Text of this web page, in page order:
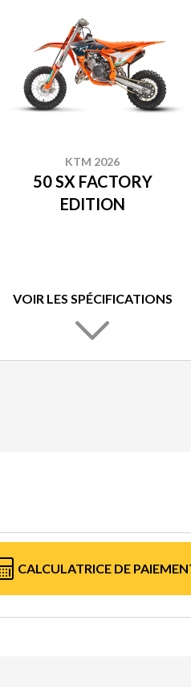
KTM 2026
50 SX FACTORY
EDITION
VOIR LES SPÉCIFICATIONS
CALCULATRICE DE